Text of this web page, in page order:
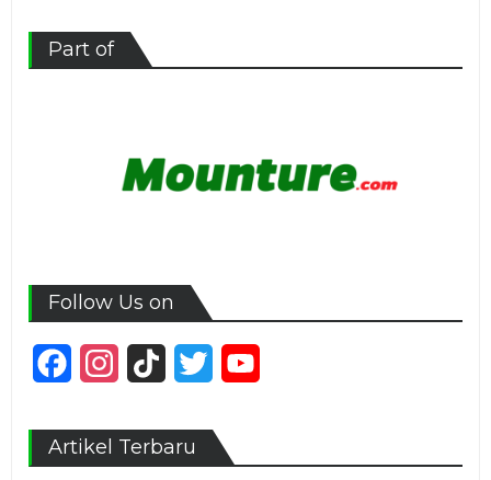
Part of
Follow Us on
FacebookInstagram
TikTok Twitter
Artikel Terbaru